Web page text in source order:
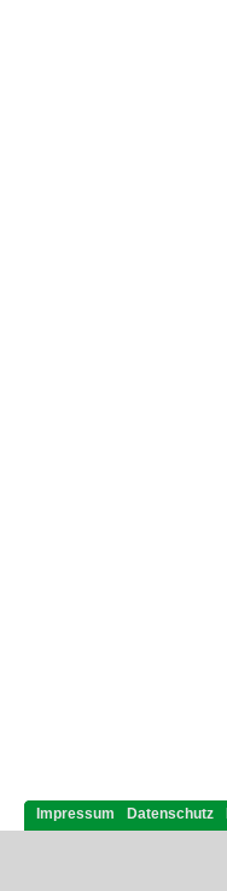
Impressum Datenschutz